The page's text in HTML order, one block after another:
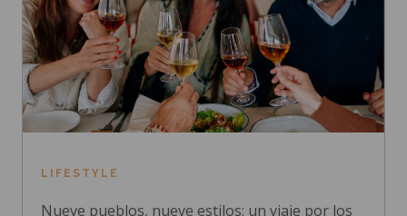
LIFESTYLE
Nueve pueblos, nueve estilos: un viaje por los